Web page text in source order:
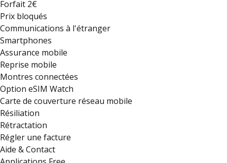
Forfait 2€
Prix bloqués
Communications à l'étranger
Smartphones
Assurance mobile
Reprise mobile
Montres connectées
Option eSIM Watch
Carte de couverture réseau mobile
Résiliation
Rétractation
Régler une facture
Aide & Contact